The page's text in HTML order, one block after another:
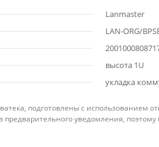
Lanmaster
LAN-ORG/
высота 1U
укладка
подготовлены с
уведомления,